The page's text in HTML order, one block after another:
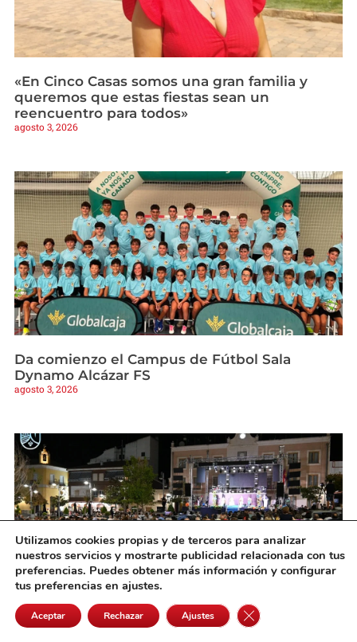
«En Cinco Casas somos una gran familia y
queremos que estas fiestas sean un
reencuentro para todos»
agosto 3, 2026
Da comienzo el Campus de Fútbol Sala
Dynamo Alcázar FS
agosto 3, 2026
Socuéllamos da la bienvenida a su Feria y
Utilizamos cookies propias y de terceros para analizar
nuestros servicios y mostrarte publicidad relacionada con tus
preferencias. Puedes obtener más información y configurar
tus preferencias en ajustes.
Aceptar Rechazar Ajustes Cerrar el banner de